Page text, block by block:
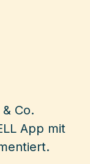
Co.
App mit